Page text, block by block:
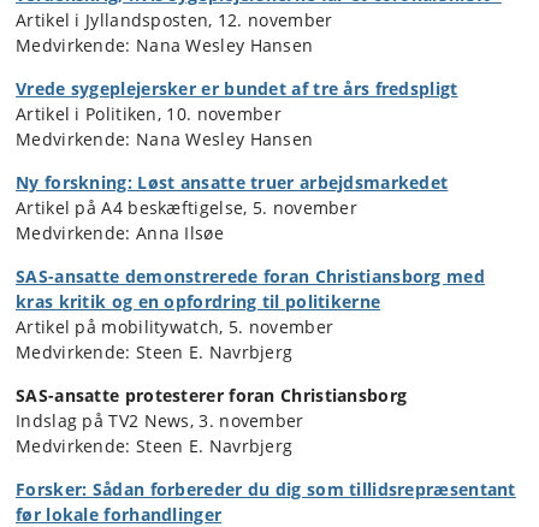
Artikel i Jyllandsposten, 12. november
Medvirkende: Nana Wesley Hansen
Vrede sygeplejersker er bundet af tre års fredspligt
Artikel i Politiken, 10. november
Medvirkende: Nana Wesley Hansen
Ny forskning: Løst ansatte truer arbejdsmarkedet
Artikel på A4 beskæftigelse, 5. november
Medvirkende: Anna Ilsøe
SAS-ansatte demonstrerede foran Christiansborg med
kras kritik og en opfordring til politikerne
Artikel på mobilitywatch, 5. november
Medvirkende: Steen E. Navrbjerg
SAS-ansatte protesterer foran Christiansborg
Indslag på TV2 News, 3. november
Medvirkende: Steen E. Navrbjerg
Forsker: Sådan forbereder du dig som tillidsrepræsentant
før lokale forhandlinger